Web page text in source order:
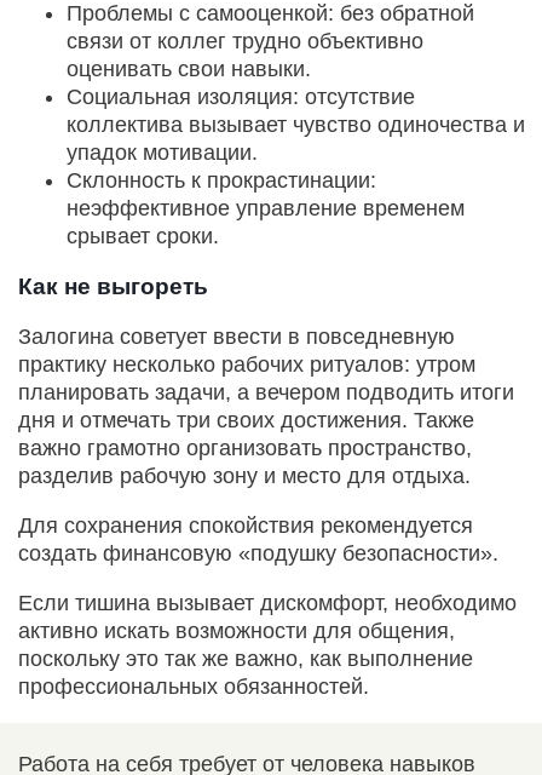
Проблемы с самооценкой: без обратной
связи от коллег трудно объективно
оценивать свои навыки.
Социальная изоляция: отсутствие
коллектива вызывает чувство одиночества и
упадок мотивации.
Склонность к прокрастинации:
неэффективное управление временем
срывает сроки.
Как не выгореть
Залогина советует ввести в повседневную
практику несколько рабочих ритуалов: утром
планировать задачи, а вечером подводить итоги
дня и отмечать три своих достижения. Также
важно грамотно организовать пространство,
разделив рабочую зону и место для отдыха.
Для сохранения спокойствия рекомендуется
создать финансовую «подушку безопасности».
Если тишина вызывает дискомфорт, необходимо
активно искать возможности для общения,
поскольку это так же важно, как выполнение
профессиональных обязанностей.
Работа на себя требует от человека навыков